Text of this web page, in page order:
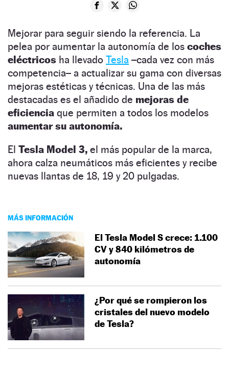
Mejorar para seguir siendo la referencia. La
pelea por aumentar la autonomía de los coches
eléctricos ha llevado Tesla –cada vez con más
competencia– a actualizar su gama con diversas
mejoras estéticas y técnicas. Una de las más
destacadas es el añadido de mejoras de
eficiencia que permiten a todos los modelos
aumentar su autonomía.
El Tesla Model 3, el más popular de la marca,
ahora calza neumáticos más eficientes y recibe
nuevas llantas de 18, 19 y 20 pulgadas.
MÁS INFORMACIÓN
El Tesla Model S crece: 1.100
CV y 840 kilómetros de
autonomía
¿Por qué se rompieron los
cristales del nuevo modelo
de Tesla?